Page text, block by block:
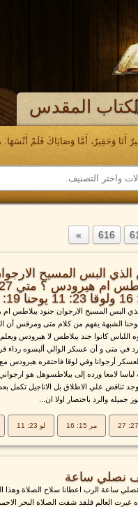
المقدس
أَمَّا وَصَايَاكَ فَلَمْ أَنْسَهَا. مزمور 119:
616
البس المسيح
البس المسيح الارجوان جنود بيلاطس
الشبهة يفهم من كلام متى ومرقس أن
اللباس كانوا جند بيلاطس لا هيرودس
في متى و أن عسكر الوالي ألبسوه رداء
أرجوانا وفي لوقا فاحتقره هيرودس
لباسا لامعا ورده إلى بيلاطسوهل هو
تناقض علي الاطلاق بل الاناجيل تكمل
جميله والرد باختصار اولا ان...
مر 15: 16 لو 23: 11
نصلي ساعة
ساعة الرب اعطانا سلاح الصلاة وهذا
غيرت العالم فلقد شقت الصلاة البحر